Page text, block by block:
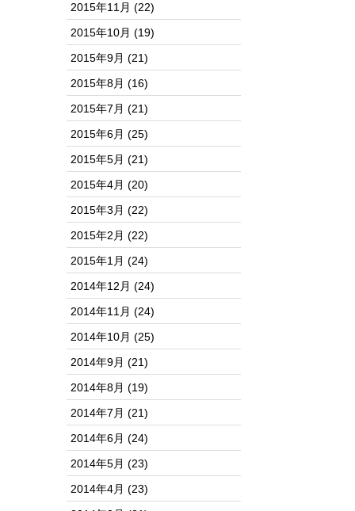
2015年11月 (22)
2015年10月 (19)
2015年9月 (21)
2015年8月 (16)
2015年7月 (21)
2015年6月 (25)
2015年5月 (21)
2015年4月 (20)
2015年3月 (22)
2015年2月 (22)
2015年1月 (24)
2014年12月 (24)
2014年11月 (24)
2014年10月 (25)
2014年9月 (21)
2014年8月 (19)
2014年7月 (21)
2014年6月 (24)
2014年5月 (23)
2014年4月 (23)